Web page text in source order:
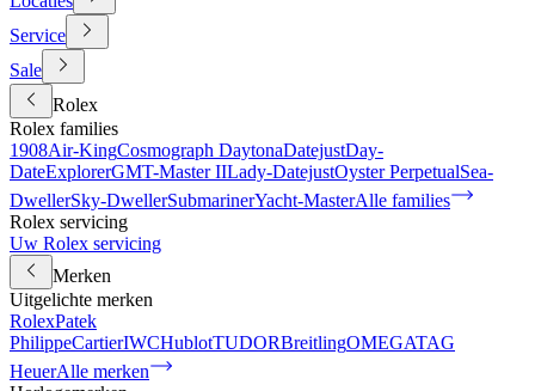
Service
Sale
Rolex
Rolex families
1908Air-KingCosmograph DaytonaDatejustDay-
DateExplorerGMT-Master IILady-DatejustOyster PerpetualSea-
DwellerSky-DwellerSubmarinerYacht-MasterAlle families
Rolex servicing
Uw Rolex servicing
Merken
Uitgelichte merken
RolexPatek
PhilippeCartierIWCHublotTUDORBreitlingOMEGATAG
HeuerAlle merken